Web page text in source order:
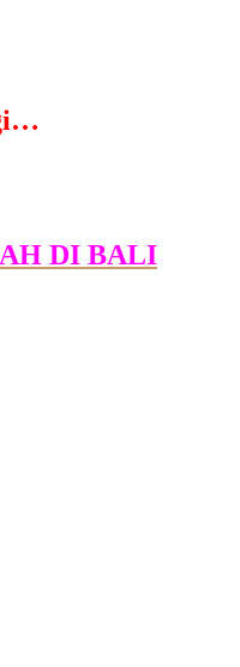
DI BALI